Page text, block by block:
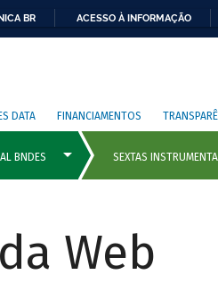
BR ACESSO À INFORMAÇÃO
DATA FINANCIAMENTOS
Web